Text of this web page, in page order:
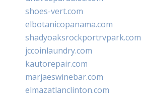
shoes-vert.com
elbotanicopanama.com
shadyoaksrockportrvpark.com
jccoinlaundry.com
kautorepair.com
marjaeswinebar.com
elmazatlanclinton.com